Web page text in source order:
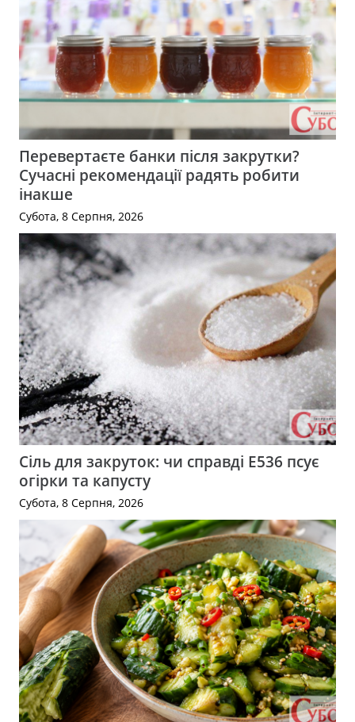
Перевертаєте банки після закрутки?
Сучасні рекомендації радять робити
інакше
Субота, 8 Серпня, 2026
Сіль для закруток: чи справді Е536 псує
огірки та капусту
Субота, 8 Серпня, 2026